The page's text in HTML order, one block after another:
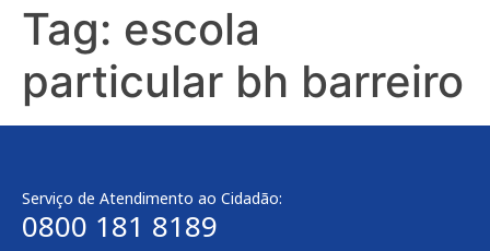
Tag: escola
particular bh barreiro
Serviço de Atendimento ao Cidadão:
0800 181 8189